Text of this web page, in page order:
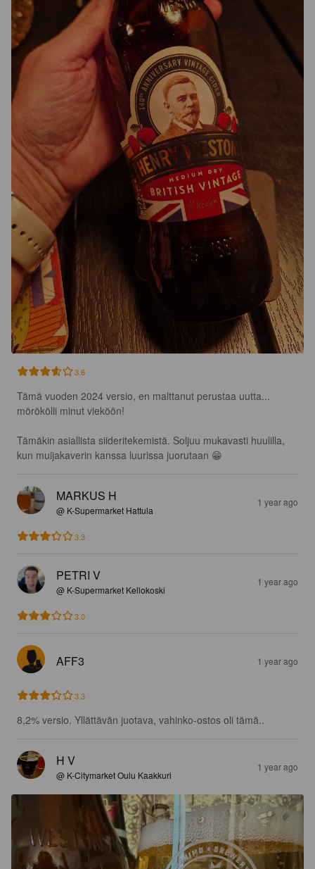
3.6
Tämä vuoden 2024 versio, en malttanut perustaa uutta...
mörökölli minut vieköön!
Tämäkin asiallista siideritekemistä. Soljuu mukavasti huulilla,
kun muijakaverin kanssa luurissa juorutaan 😁
MARKUS H
@ K-Supermarket Hattula
1 year ago
3.3
PETRI V
@ K-Supermarket Kellokoski
1 year ago
3.0
AFF3 1 year ago
3.3
8,2% versio. Yllättävän juotava, vahinko-ostos oli tämä..
H V
@ K-Citymarket Oulu Kaakkuri
1 year ago